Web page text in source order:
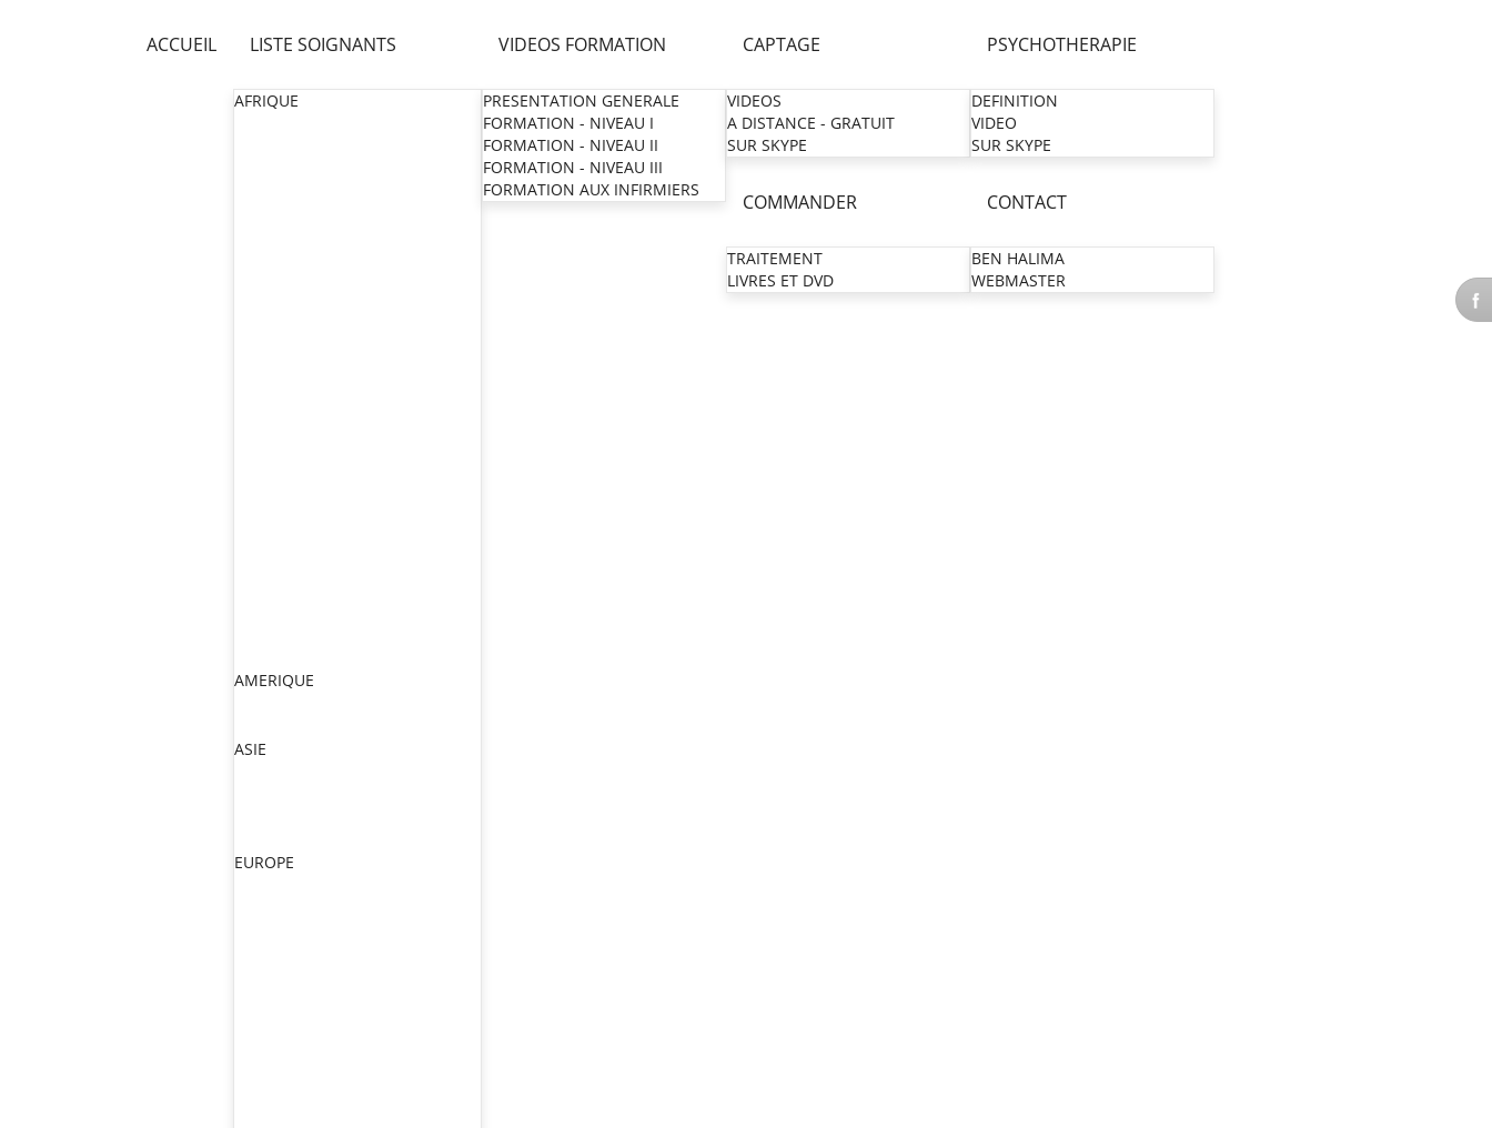
ACCUEIL LISTE SOIGNANTS
AFRIQUE
AMERIQUE
ASIE
EUROPE
VIDEOS FORMATION
PRESENTATION GENERALE
FORMATION - NIVEAU I
FORMATION - NIVEAU II
FORMATION - NIVEAU III
FORMATION AUX INFIRMIERS
CAPTAGE
VIDEOS
A DISTANCE - GRATUIT
SUR SKYPE
PSYCHOTHERAPIE
DEFINITION
VIDEO
SUR SKYPE
COMMANDER
TRAITEMENT
LIVRES ET DVD
CONTACT
BEN HALIMA
WEBMASTER